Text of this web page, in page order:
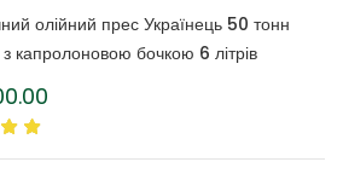
олійний прес Українець 50 тонн
капролоновою бочкою 6 літрів